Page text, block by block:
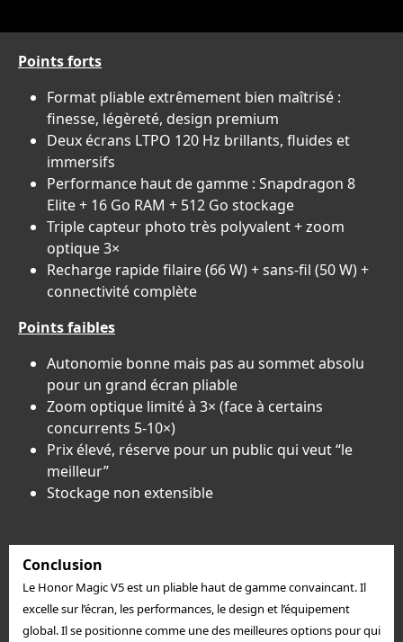
Points forts
Format pliable extrêmement bien maîtrisé :
finesse, légèreté, design premium
Deux écrans LTPO 120 Hz brillants, fluides et
immersifs
Performance haut de gamme : Snapdragon 8
Elite + 16 Go RAM + 512 Go stockage
Triple capteur photo très polyvalent + zoom
optique 3×
Recharge rapide filaire (66 W) + sans-fil (50 W) +
connectivité complète
Points faibles
Autonomie bonne mais pas au sommet absolu
pour un grand écran pliable
Zoom optique limité à 3× (face à certains
concurrents 5-10×)
Prix élevé, réserve pour un public qui veut “le
meilleur”
Stockage non extensible
Conclusion
Le Honor Magic V5 est un pliable haut de gamme convaincant. Il
excelle sur l’écran, les performances, le design et l’équipement
global. Il se positionne comme une des meilleures options pour qui